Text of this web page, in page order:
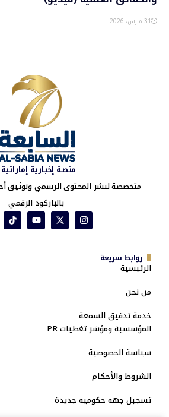
31 مارس، 2026
منصة إخبارية
متخصصة لنشر المحتوى الرسمي وتوثيق
بالباركود الرقمي
روابط سريعة
الرئيسية
من نحن
خدمة تدقيق السمعة
المؤسسية ومؤشر تغطيات PR
سياسة الخصوصية
الشروط والأحكام
تسجيل جهة حكومية جديدة